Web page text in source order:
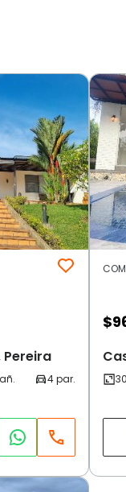
Pereira
$